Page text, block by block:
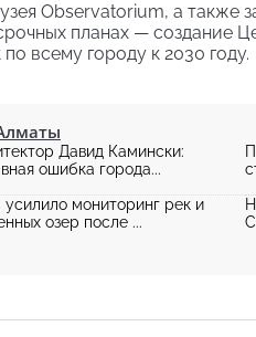
Observatorium, а также
планах — создание
всему городу к 2030 году.
Давид Камински:
ошибка города...
мониторинг рек и
озер после ...